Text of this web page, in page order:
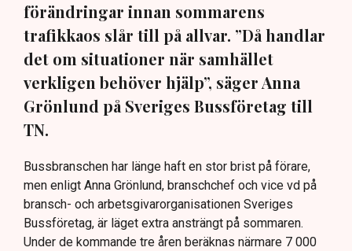
förändringar innan sommarens
trafikkaos slår till på allvar. ”Då handlar
det om situationer när samhället
verkligen behöver hjälp”, säger Anna
Grönlund på Sveriges Bussföretag till
TN.
Bussbranschen har länge haft en stor brist på förare,
men enligt Anna Grönlund, branschchef och vice vd på
bransch- och arbetsgivarorganisationen Sveriges
Bussföretag, är läget extra ansträngt på sommaren.
Under de kommande tre åren beräknas närmare 7 000